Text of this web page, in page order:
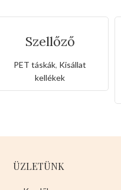
Szellőző
macskahordozó
hátizsák
PET táskák, Kisállat
kellékek
ÜZLETÜNK